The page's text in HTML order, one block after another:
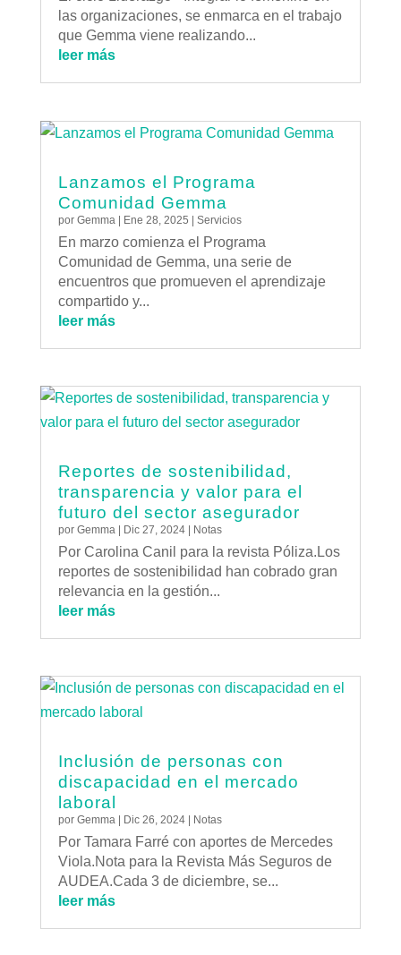
las organizaciones, se enmarca en el trabajo
que Gemma viene realizando...
leer más
Lanzamos el Programa
Comunidad Gemma
por Gemma | Ene 28, 2025 | Servicios
En marzo comienza el Programa
Comunidad de Gemma, una serie de
encuentros que promueven el aprendizaje
compartido y...
leer más
Reportes de sostenibilidad,
transparencia y valor para el
futuro del sector asegurador
por Gemma| Dic 27, 2024| Notas
Por Carolina Canil para la revista Póliza.Los
reportes de sostenibilidad han cobrado gran
relevancia en la gestión...
leer más
Inclusión de personas con
discapacidad en el mercado
laboral
por Gemma| Dic 26, 2024| Notas
Por Tamara Farré con aportes de Mercedes
Viola.Nota para la Revista Más Seguros de
AUDEA.Cada 3 de diciembre, se...
leer más